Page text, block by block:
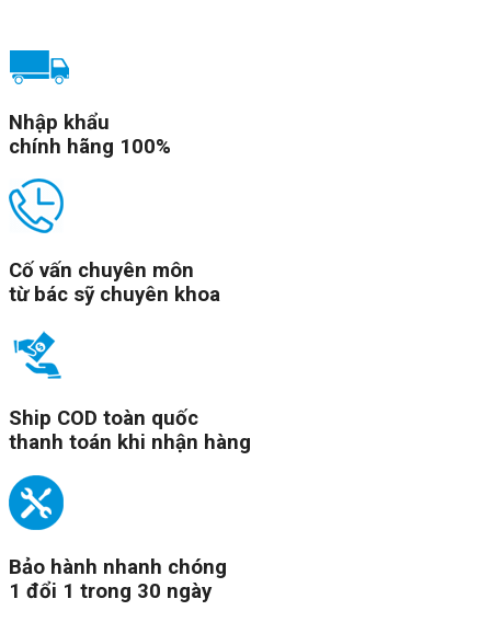
Nhập khẩu
chính hãng 100%
Cố vấn chuyên môn
từ bác sỹ chuyên khoa
Ship COD toàn quốc
thanh toán khi nhận hàng
Bảo hành nhanh chóng
1 đổi 1 trong 30 ngày